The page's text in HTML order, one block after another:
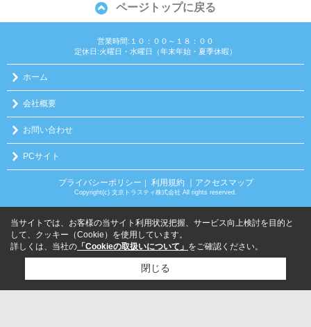
ページトップに戻る
営業時間:１０：００～１８：００
定休日:火曜日・水曜日（年末年始・夏季休暇）
ホーム
会社概要
お問い合わせ
PCサイト
プライバシーポリシー ｜ 利用規約 ｜アクセスマップ
Copyright(c) 文京トラスティ株式会社 All rights reserved.
当サイトでは、お客様の当サイト利用状況把握、サービス向上検討を目的と
して、クッキー（Cookie）を使用しています。
詳しくは、当社の 「Cookieの取扱いについて」 をご確認ください。
閉じる